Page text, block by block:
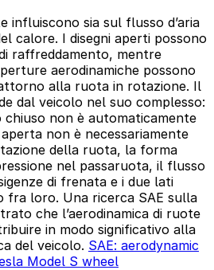
influiscono sia sul flusso d’aria
calore. I disegni aperti possono
raffreddamento, mentre
aerodinamiche possono
alla ruota in rotazione. Il
dal veicolo nel suo complesso:
chiuso non è automaticamente
non è necessariamente
della ruota, la forma
nel passaruota, il flusso
di frenata e i due lati
fra loro. Una ricerca SAE sulla
che l’aerodinamica di ruote
in modo significativo alla
del veicolo. SAE: aerodynamic
Model S wheel